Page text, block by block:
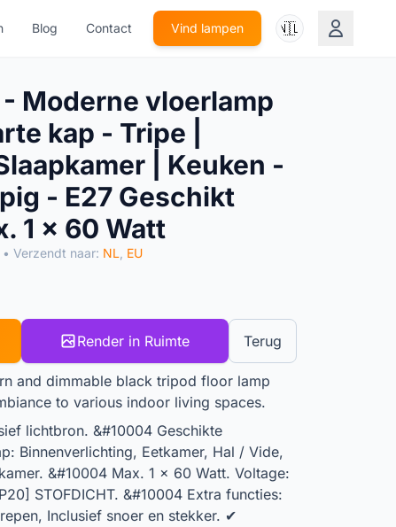
Blog Contact Vind lampen 🇳🇱
- Moderne vloerlamp
kap - Tripe |
| Keuken -
- E27 Geschikt
1 x 60 Watt
• Verzendt naar: NL EU
Render in Ruimte Terug
and dimmable black tripod floor lamp
to various indoor living spaces.
lichtbron. &#10004 Geschikte
Binnenverlichting, Eetkamer, Hal / Vide,
&#10004 Max. 1 x 60 Watt. Voltage:
STOFDICHT. &#10004 Extra functies:
Inclusief snoer en stekker. ✔